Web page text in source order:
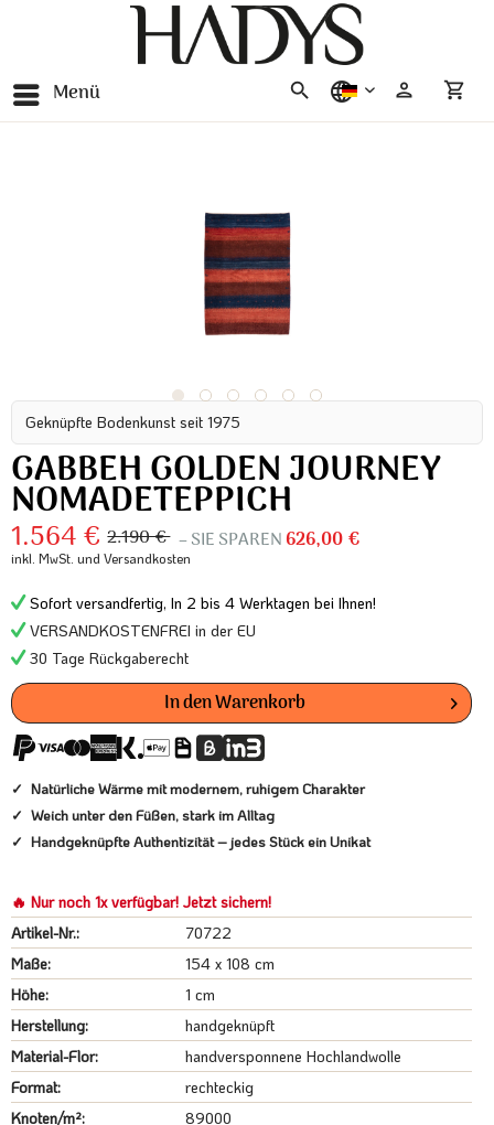
Menü deutsch
Geknüpfte Bodenkunst seit 1975
GABBEH GOLDEN JOURNEY
NOMADETEPPICH
1.564 € 2.190 € – SIE SPAREN626,00 €
inkl. MwSt. und Versandkosten
Sofort versandfertig, In 2 bis 4 Werktagen bei Ihnen!
VERSANDKOSTENFREI in der EU
30 Tage Rückgaberecht
In denWarenkorb
Natürliche Wärme mit modernem, ruhigem Charakter
Weich unter den Füßen, stark im Alltag
Handgeknüpfte Authentizität – jedes Stück ein Unikat
🔥 Nur noch 1x verfügbar! Jetzt sichern!
Artikel-Nr.:
70722
Maße:
154 x 108 cm
Höhe:
1 cm
Herstellung:
handgeknüpft
Material-Flor:
handversponnene Hochlandwolle
Format:
rechteckig
Knoten/m²:
89000